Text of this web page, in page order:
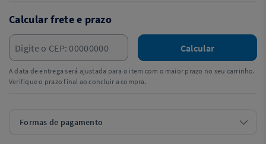
Calcular frete e prazo
Calcular
A data de entrega será ajustada para o item com o maior prazo no seu carrinho.
Verifique o prazo final ao concluir a compra.
Formas de pagamento